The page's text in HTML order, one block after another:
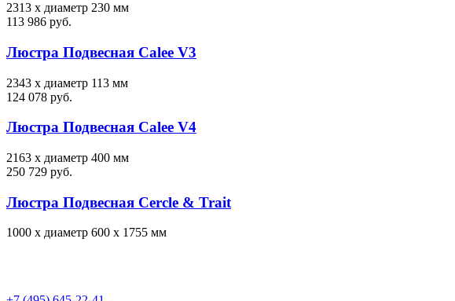
2313 х диаметр 230 мм
113 986 руб.
Люстра Подвесная Calee V3
2343 х диаметр 113 мм
124 078 руб.
Люстра Подвесная Calee V4
2163 х диаметр 400 мм
250 729 руб.
Люстра Подвесная Cercle & Trait
1000 х диаметр 600 х 1755 мм